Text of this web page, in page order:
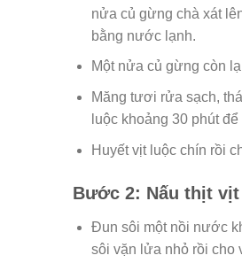
nửa củ gừng chà xát
bằng nước lạnh.
Một nửa củ gừng còn
Măng tươi rửa sạch,
luộc khoảng 30 phút
Huyết vịt luộc chín rồi
Bước 2: Nấu thịt
Đun sôi một nồi nước
sôi vặn lửa nhỏ rồi cho